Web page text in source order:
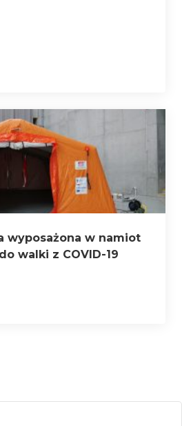
wyposażona w namiot
walki z COVID-19